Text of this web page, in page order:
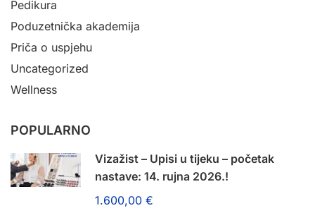
Pedikura
Poduzetnička akademija
Priča o uspjehu
Uncategorized
Wellness
POPULARNO
Vizažist – Upisi u tijeku – početak
nastave: 14. rujna 2026.!
1.600,00 €